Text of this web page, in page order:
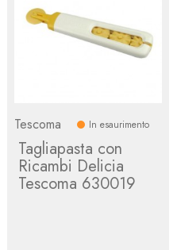
Tescoma In esaurimento
Tagliapasta con
Ricambi Delicia
Tescoma 630019